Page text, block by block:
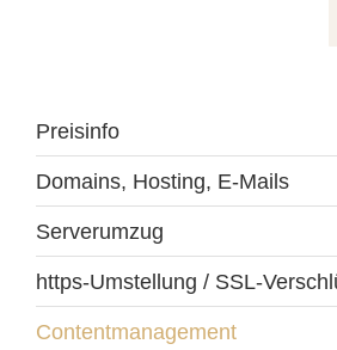
Preisinfo
Domains, Hosting, E-Mails
Serverumzug
https-Umstellung / SSL-
Contentmanagement